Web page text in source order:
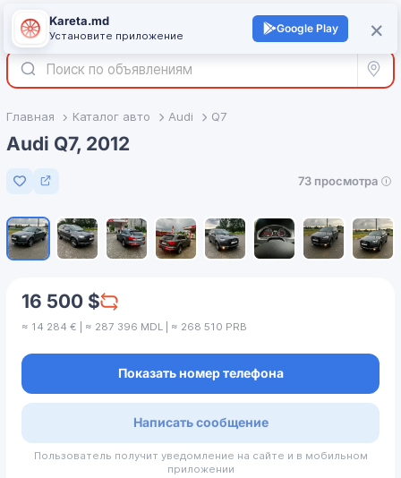
Войти +
Все
Главная Каталог авто Audi Q7
Audi Q7, 2012
Добавить в избранное
73 просмотра
16 500 $
≈ 14 284 € | ≈ 287 396 MDL | ≈ 268 510 PRB
Показать номер телефона
Написать сообщение
Пользователь получит уведомление на сайте и в мобильном
приложении
×
Kareta.md
Установите приложение
Google Play